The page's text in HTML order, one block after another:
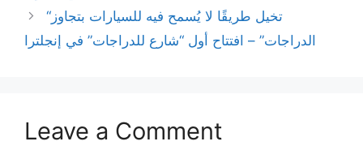
“تخيل طريقًا لا يُسمح فيه للسيارات بتجاوز
الدراجات” – افتتاح أول “شارع للدراجات” في إنجلترا
Leave a Comment